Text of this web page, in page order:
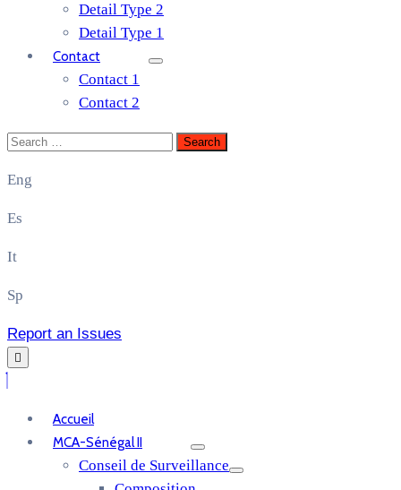
Detail Type 2
Detail Type 1
Contact
Contact 1
Contact 2
Eng
Es
It
Sp
Report an Issues
Accueil
MCA-Sénégal II
Conseil de Surveillance